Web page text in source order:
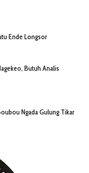
Ende Longsor
Butuh Analis
Ngada Gulung Tikar